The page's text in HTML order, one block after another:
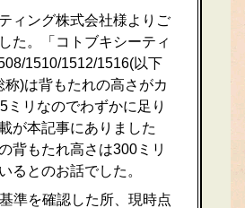
ィング株式会社様よりご
た。「コトブキシーティ
1510/1512/1516(以下
称)は背もたれの高さがカ
ミリなのでわずかに足り
が本記事にありました
背もたれ高さは300ミリ
るとのお話でした。
準を確認した所、現時点